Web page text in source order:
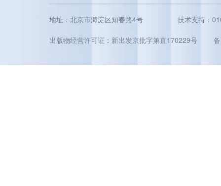
地址：北京市海淀区知春路4号 技术支持：
出版物经营许可证：新出发京批字第直170229号